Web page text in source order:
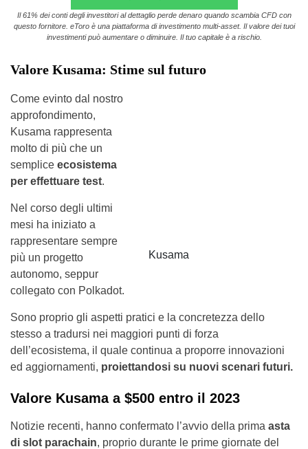
Il 61% dei conti degli investitori al dettaglio perde denaro quando scambia CFD con
questo fornitore. eToro è una piattaforma di investimento multi-asset. Il valore dei tuoi
investimenti può aumentare o diminuire. Il tuo capitale è a rischio.
Valore Kusama: Stime sul futuro
Kusama
Come evinto dal nostro
approfondimento,
Kusama rappresenta
molto di più che un
semplice ecosistema
per effettuare test.
Nel corso degli ultimi
mesi ha iniziato a
rappresentare sempre
più un progetto
autonomo, seppur
collegato con Polkadot.
Sono proprio gli aspetti pratici e la concretezza dello
stesso a tradursi nei maggiori punti di forza
dell’ecosistema, il quale continua a proporre innovazioni
ed aggiornamenti, proiettandosi su nuovi scenari futuri.
Valore Kusama a $500 entro il 2023
Notizie recenti, hanno confermato l’avvio della prima asta
di slot parachain, proprio durante le prime giornate del